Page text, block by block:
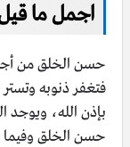
اجمل ما
حسن الخلق من
فتغفر ذنوبه
بإذن الله، ويوجد
حسن الخلق